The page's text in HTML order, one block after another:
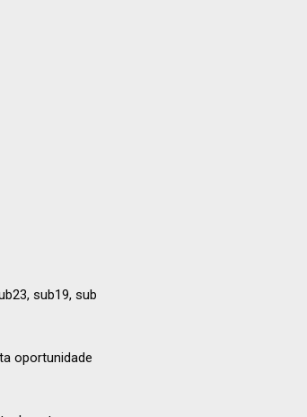
sub19, sub
oportunidade